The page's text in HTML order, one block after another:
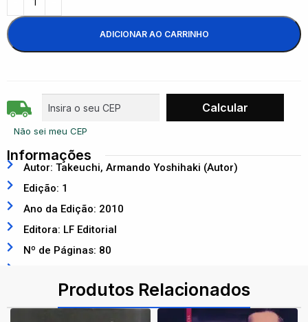
ADICIONAR AO CARRINHO
Não sei meu CEP
Informações
Autor: Takeuchi, Armando Yoshihaki (Autor)
Edição: 1
Ano da Edição: 2010
Editora: LF Editorial
Nº de Páginas: 80
Produtos Relacionados